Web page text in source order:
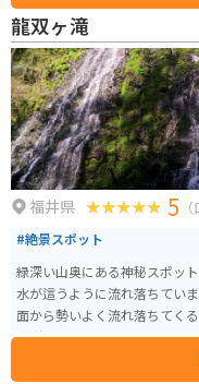
龍双ヶ滝
福井県 5
#絶景スポット
緑深い山奥にある神秘スポッ
水が這うように流れ落ちてい
面から勢いよく流れ落ちてく
伝説があります。